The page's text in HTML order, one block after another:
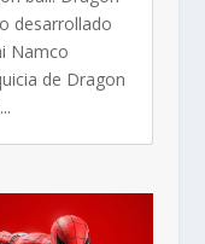
desarrollado
Namco
de Dragon